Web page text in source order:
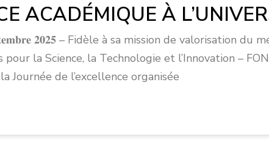
ACADÉMIQUE À
𝟐𝟎𝟐𝟓 – Fidèle à sa mission de valorisation
pour la Science, la Technologie et l’Innovation –
Journée de l’excellence organisée